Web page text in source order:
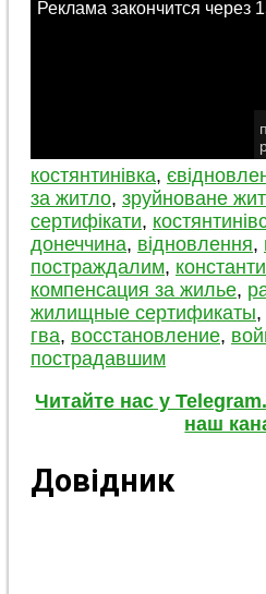
костянтинівка,
за житло, зруйноване
сертифікати,
донеччина, відновлення,
постраждалим,
компенсация за жилье,
жилищные сертификаты,
гва, восстановление,
пострадавшим
Читайте нас у
наш
Довідник